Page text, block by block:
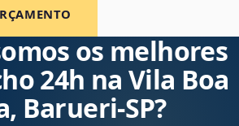
os melhores
24h na Vila Boa
Barueri‑SP?